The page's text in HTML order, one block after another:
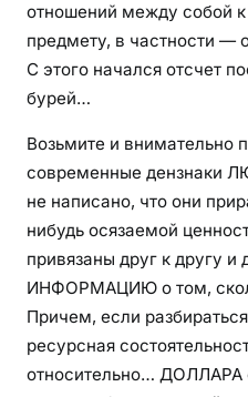
отношений между собой
предмету, в частности —
С этого начался отсчет
бурей…
Возьмите и внимательно
современные дензнаки
не написано, что они
нибудь осязаемой
привязаны друг к другу
ИНФОРМАЦИЮ о том,
Причем, если
ресурсная
относительно… ДОЛЛАРА